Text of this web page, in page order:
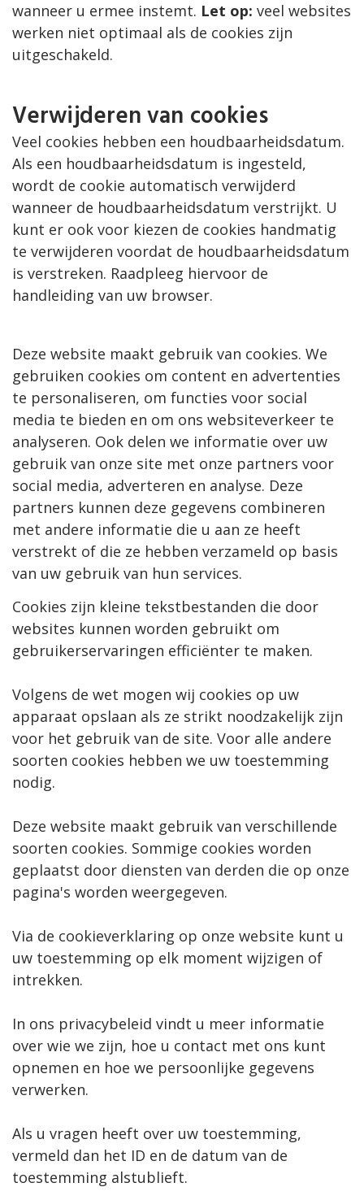
wanneer u ermee instemt. Let op: veel websites
werken niet optimaal als de cookies zijn
uitgeschakeld.
Verwijderen van cookies
Veel cookies hebben een houdbaarheidsdatum.
Als een houdbaarheidsdatum is ingesteld,
wordt de cookie automatisch verwijderd
wanneer de houdbaarheidsdatum verstrijkt. U
kunt er ook voor kiezen de cookies handmatig
te verwijderen voordat de houdbaarheidsdatum
is verstreken. Raadpleeg hiervoor de
handleiding van uw browser.
Deze website maakt gebruik van cookies. We
gebruiken cookies om content en advertenties
te personaliseren, om functies voor social
media te bieden en om ons websiteverkeer te
analyseren. Ook delen we informatie over uw
gebruik van onze site met onze partners voor
social media, adverteren en analyse. Deze
partners kunnen deze gegevens combineren
met andere informatie die u aan ze heeft
verstrekt of die ze hebben verzameld op basis
van uw gebruik van hun services.
Cookies zijn kleine tekstbestanden die door
websites kunnen worden gebruikt om
gebruikerservaringen efficiënter te maken.
Volgens de wet mogen wij cookies op uw
apparaat opslaan als ze strikt noodzakelijk zijn
voor het gebruik van de site. Voor alle andere
soorten cookies hebben we uw toestemming
nodig.
Deze website maakt gebruik van verschillende
soorten cookies. Sommige cookies worden
geplaatst door diensten van derden die op onze
pagina's worden weergegeven.
Via de cookieverklaring op onze website kunt u
uw toestemming op elk moment wijzigen of
intrekken.
In ons privacybeleid vindt u meer informatie
over wie we zijn, hoe u contact met ons kunt
opnemen en hoe we persoonlijke gegevens
verwerken.
Als u vragen heeft over uw toestemming,
vermeld dan het ID en de datum van de
toestemming alstublieft.